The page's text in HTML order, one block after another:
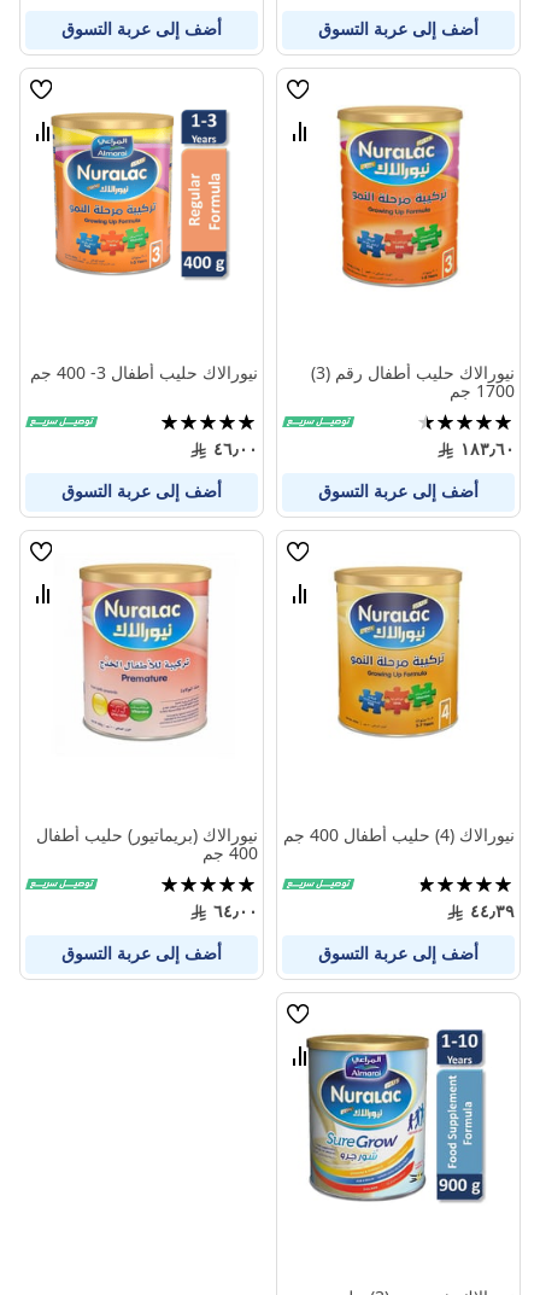
أضف إلى عربة التسوق أضف إلى عربة التسوق
قائمة
قارن
نيورالاك حليب أطفال رقم (3)
1700 جم
تقييم:
89%
١٨٣٫٦٠
أضف إلى عربة التسوق
قائمة
قارن
نيورالاك حليب أطفال 3- 400 جم
تقييم:
100%
٤٦٫٠٠
أضف إلى عربة التسوق
قائمة
قارن
نيورالاك (4) حليب أطفال 400 جم
تقييم:
95%
٤٤٫٣٩
أضف إلى عربة التسوق
قائمة
قارن
نيورالاك (بريماتيور) حليب أطفال
400 جم
تقييم:
100%
٦٤٫٠٠
أضف إلى عربة التسوق
قائمة
قارن